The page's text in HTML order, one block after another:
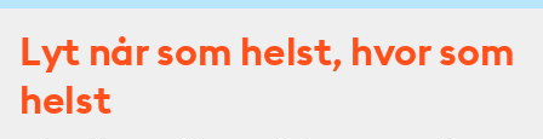
Lyt når som helst, hvor som
helst